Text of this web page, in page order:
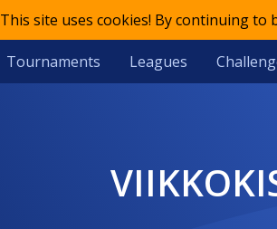
This site uses cookies! By continuing
Tournaments Leagues